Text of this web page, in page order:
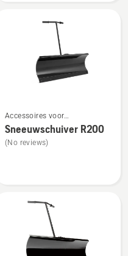
meer
details
over
Accessoires voor
frontzitmaaiers voor montage
aan de voorzijde
Sneeuwschuiver R200
(No reviews)